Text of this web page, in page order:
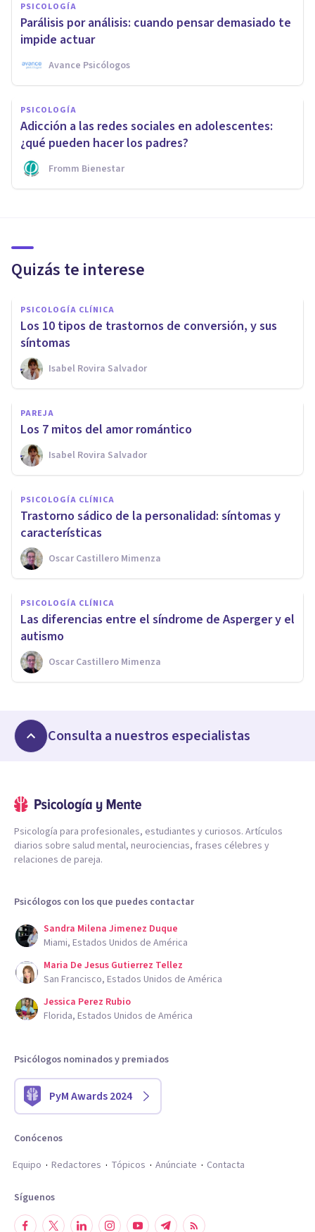
PSICOLOGÍA
Parálisis por análisis: cuando pensar demasiado te
impide actuar
Avance Psicólogos
PSICOLOGÍA
Adicción a las redes sociales en adolescentes:
¿qué pueden hacer los padres?
Fromm Bienestar
Quizás te interese
PSICOLOGÍA CLÍNICA
Los 10 tipos de trastornos de conversión, y sus
síntomas
Isabel Rovira Salvador
PAREJA
Los 7 mitos del amor romántico
Isabel Rovira Salvador
PSICOLOGÍA CLÍNICA
Trastorno sádico de la personalidad: síntomas y
características
Oscar Castillero Mimenza
PSICOLOGÍA CLÍNICA
Las diferencias entre el síndrome de Asperger y el
autismo
Oscar Castillero Mimenza
Consulta a nuestros especialistas
Psicología para profesionales, estudiantes y curiosos. Artículos
diarios sobre salud mental, neurociencias, frases célebres y
relaciones de pareja.
Psicólogos con los que puedes contactar
Sandra Milena Jimenez Duque
Miami, Estados Unidos de América
Maria De Jesus Gutierrez Tellez
San Francisco, Estados Unidos de América
Jessica Perez Rubio
Florida, Estados Unidos de América
Psicólogos nominados y premiados
PyM Awards 2024
Conócenos
Equipo
Redactores Tópicos Anúnciate Contacta
Síguenos